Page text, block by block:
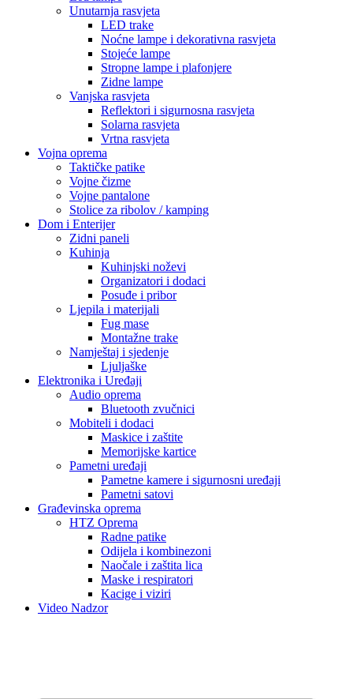
Unutarnja rasvjeta
LED trake
Noćne lampe i dekorativna rasvjeta
Stojeće lampe
Stropne lampe i plafonjere
Zidne lampe
Vanjska rasvjeta
Reflektori i sigurnosna rasvjeta
Solarna rasvjeta
Vrtna rasvjeta
Vojna oprema
Taktičke patike
Vojne čizme
Vojne pantalone
Stolice za ribolov / kamping
Dom i Enterijer
Zidni paneli
Kuhinja
Kuhinjski noževi
Organizatori i dodaci
Posuđe i pribor
Ljepila i materijali
Fug mase
Montažne trake
Namještaj i sjedenje
Ljuljaške
Elektronika i Uređaji
Audio oprema
Bluetooth zvučnici
Mobiteli i dodaci
Maskice i zaštite
Memorijske kartice
Pametni uređaji
Pametne kamere i sigurnosni uređaji
Pametni satovi
Građevinska oprema
HTZ Oprema
Radne patike
Odijela i kombinezoni
Naočale i zaštita lica
Maske i respiratori
Kacige i viziri
Video Nadzor